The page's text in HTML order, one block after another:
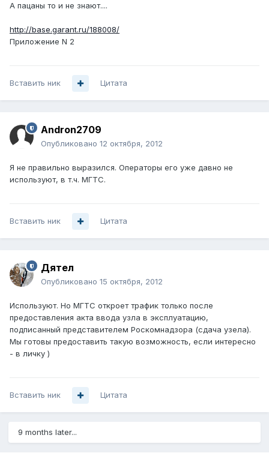
А пацаны то и не знают....
http://base.garant.ru/188008/
Приложение N 2
Вставить ник Цитата
Andron2709
Опубликовано 12 октября, 2012
Я не правильно выразился. Операторы его уже давно не
используют, в т.ч. МГТС.
Вставить ник Цитата
Дятел
Опубликовано 15 октября, 2012
Используют. Но МГТС откроет трафик только после
предоставления акта ввода узла в эксплуатацию,
подписанный представителем Роскомнадзора (сдача узела).
Мы готовы предоставить такую возможность, если интересно
- в личку )
Вставить ник Цитата
9 months later...